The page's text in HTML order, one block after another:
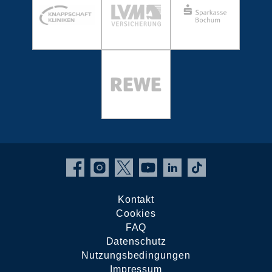
Kontakt
Cookies
FAQ
Datenschutz
Nutzungsbedingungen
Impressum